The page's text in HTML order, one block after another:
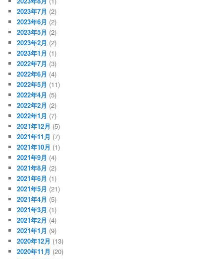
2023年7月 (2)
2023年6月 (2)
2023年5月 (2)
2023年2月 (2)
2023年1月 (1)
2022年7月 (3)
2022年6月 (4)
2022年5月 (11)
2022年4月 (5)
2022年2月 (2)
2022年1月 (7)
2021年12月 (5)
2021年11月 (7)
2021年10月 (1)
2021年9月 (4)
2021年8月 (2)
2021年6月 (1)
2021年5月 (21)
2021年4月 (5)
2021年3月 (1)
2021年2月 (4)
2021年1月 (9)
2020年12月 (13)
2020年11月 (20)